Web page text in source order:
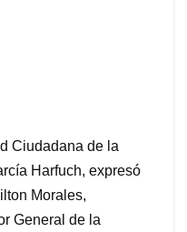
Ciudadana de la
Harfuch, expresó
Morales,
General de la